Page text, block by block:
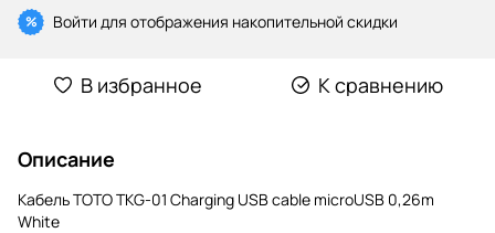
% Войти для отображения накопительной скидки
В избранное К сравнению
Описание
Кабель TOTO TKG-01 Charging USB cable microUSB 0,26m
White